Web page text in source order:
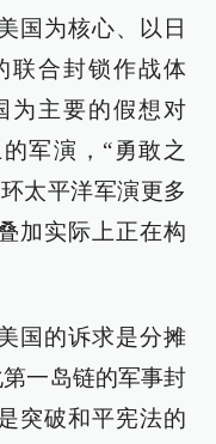
国为核心、以日
联合封锁作战体
为主要的假想对
军演，“勇敢之
太平洋军演更多
加实际上正在构
国的诉求是分摊
一岛链的军事封
突破和平宪法的